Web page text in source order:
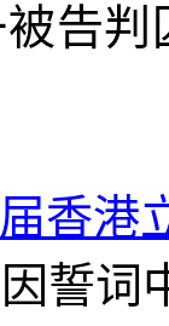
告判
香港
誓词